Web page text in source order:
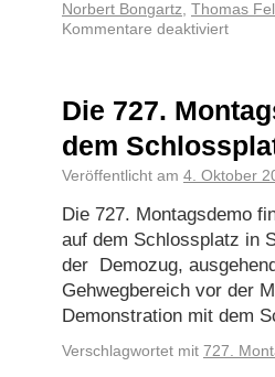
Norbert Bongartz, Thomas
Kommentare deaktiviert
Die 727.
dem
Veröffentlicht am 4. Oktober
Die 727. Montagsdemo
auf dem Schlossplatz in
der Demozug,
Gehwegbereich vor der
Demonstration mit dem
Verschlagwortet mit 727.